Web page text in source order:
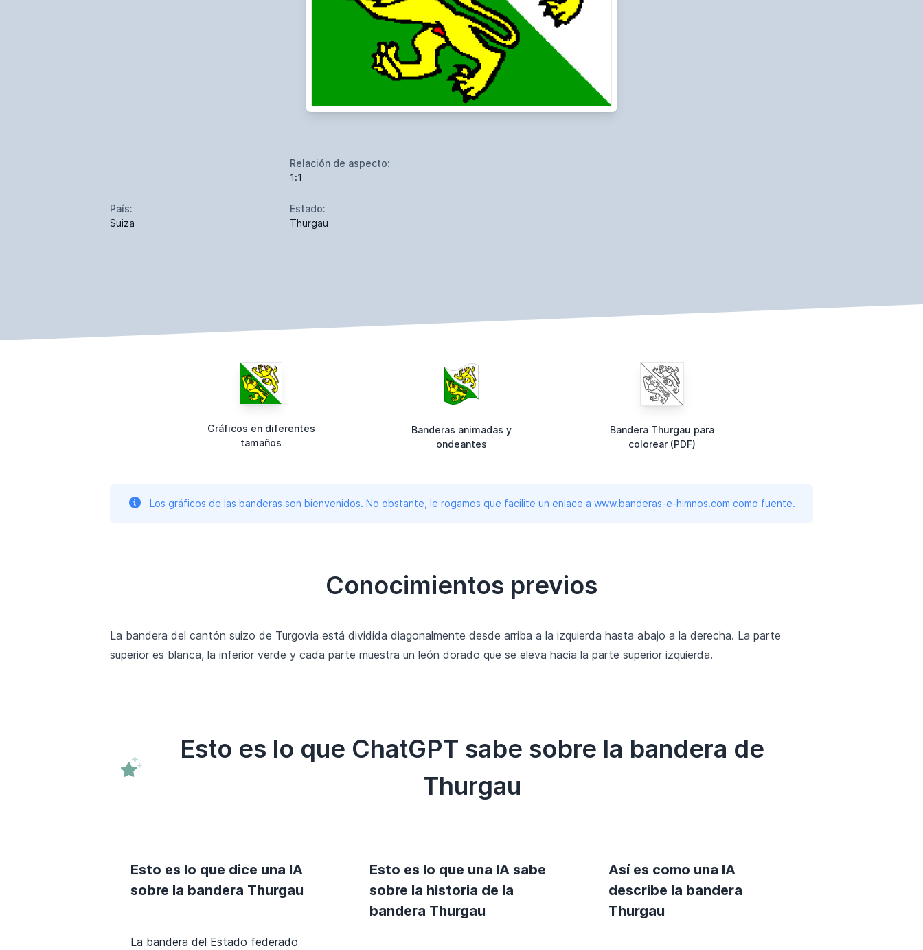
Relación de aspecto:
1:1
País:
Suiza
Estado:
Thurgau
Gráficos en diferentes
tamaños
Banderas animadas y
ondeantes
Bandera Thurgau para
colorear (PDF)
Los gráficos de las banderas son bienvenidos. No obstante, le rogamos que facilite un enlace a www.banderas-e-himnos.com como fuente.
Conocimientos previos
La bandera del cantón suizo de Turgovia está dividida diagonalmente desde arriba a la izquierda hasta abajo a la derecha. La parte
superior es blanca, la inferior verde y cada parte muestra un león dorado que se eleva hacia la parte superior izquierda.
Esto es lo que ChatGPT sabe sobre la bandera de
Thurgau
Esto es lo que dice una IA
sobre la bandera Thurgau
La bandera del Estado federado
Esto es lo que una IA sabe
sobre la historia de la
bandera Thurgau
Así es como una IA
describe la bandera
Thurgau